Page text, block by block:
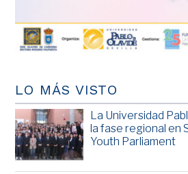
LO MÁS VISTO
La Universidad
la fase regional en
Youth Parliament